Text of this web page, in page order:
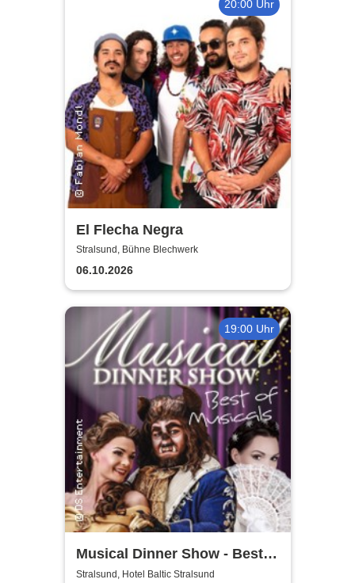
20:00 Uhr
El Flecha Negra
Stralsund, Bühne Blechwerk
06.10.2026
19:00 Uhr
Musical Dinner Show - Best
of Musicals
Stralsund, Hotel Baltic Stralsund